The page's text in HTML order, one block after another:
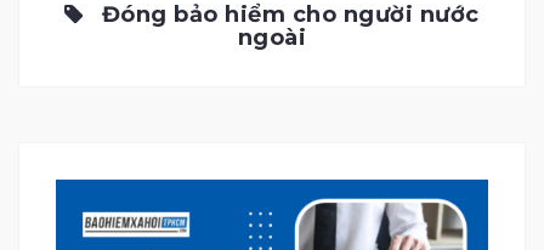
Đóng bảo hiểm cho người nước
ngoài